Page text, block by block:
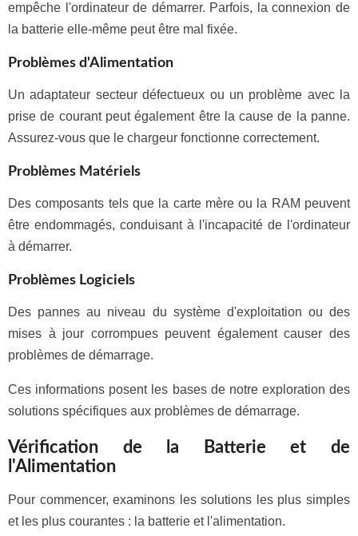
empêche l'ordinateur de démarrer. Parfois, la connexion de
la batterie elle-même peut être mal fixée.
Problèmes d'Alimentation
Un adaptateur secteur défectueux ou un problème avec la
prise de courant peut également être la cause de la panne.
Assurez-vous que le chargeur fonctionne correctement.
Problèmes Matériels
Des composants tels que la carte mère ou la RAM peuvent
être endommagés, conduisant à l'incapacité de l'ordinateur
à démarrer.
Problèmes Logiciels
Des pannes au niveau du système d'exploitation ou des
mises à jour corrompues peuvent également causer des
problèmes de démarrage.
Ces informations posent les bases de notre exploration des
solutions spécifiques aux problèmes de démarrage.
Vérification de la Batterie et de
l'Alimentation
Pour commencer, examinons les solutions les plus simples
et les plus courantes : la batterie et l'alimentation.